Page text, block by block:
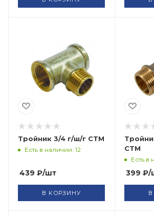
Тройник 3/4 г/ш/г СТМ
Есть в наличии: 12
439 ₽/шт
В КОРЗИНУ
СТМ
Есть в
399 ₽/